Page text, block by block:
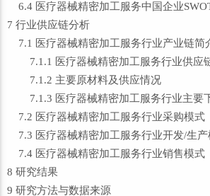
6.4 医疗器械精密加工服务中国企业
7 行业供应链分析
7.1 医疗器械精密加工服务行业产业链简
7.1.1 医疗器械精密加工服务行业供应
7.1.2 主要原材料及供应情况
7.1.3 医疗器械精密加工服务行业主要
7.2 医疗器械精密加工服务行业采购模式
7.3 医疗器械精密加工服务行业开发/生产
7.4 医疗器械精密加工服务行业销售模式
8 研究结果
9 研究方法与数据来源